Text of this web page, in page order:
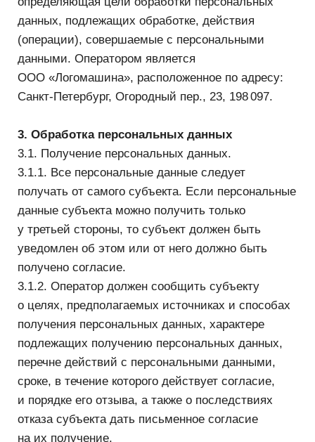
на их получение.
3.1.3. Документы, содержащие персональные
данные, создаются путем:
— копирования оригиналов документов (паспорт,
документ об образовании, свидетельство ИНН,
пенсионное свидетельство и др.);
— внесения сведений в учетные формы;
документов (трудовая книжка, медицинское
заключение, характеристика и др.).
3.2. Обработка персональных данных.
3.2.1. Обработка персональных данных
осуществляется:
— с согласия субъекта персональных данных
на обработку его персональных данных;
— в случаях, когда обработка персональных
данных необходима для осуществления
и выполнения возложенных
законодательством РФ функций, полномочий
и обязанностей;
— в случаях, когда осуществляется обработка
персональных данных, доступ неограниченного
круга лиц к которым предоставлен субъектом
персональных данных либо по его просьбе
(далее — персональные данные, сделанные
общедоступными субъектом персональных
данных).
3.2.2. Цели обработки персональных данных:
— осуществление трудовых отношений;